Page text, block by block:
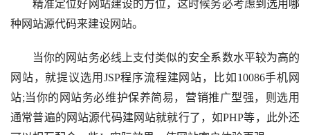
精准定位好网站建设的方位，这时候务必考虑到选用哪
种网站源代码来建设网站。
当你的网站务必线上支付类似的安全系数水平较为高的
网站，就提议选用JSP程序流程建网站，比如10086手机网
站;当你的网站务必维护保养简易，营销推广型强，则选用
通常普遍的网站源代码建网站就就行了，如PHP等，此外还